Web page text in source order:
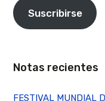
Suscribirse
Notas recientes
FESTIVAL MUNDIAL